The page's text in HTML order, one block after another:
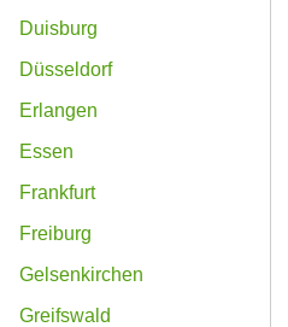
Duisburg
Düsseldorf
Erlangen
Essen
Frankfurt
Freiburg
Gelsenkirchen
Greifswald